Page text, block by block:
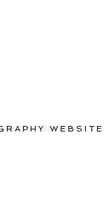
WEBSITE